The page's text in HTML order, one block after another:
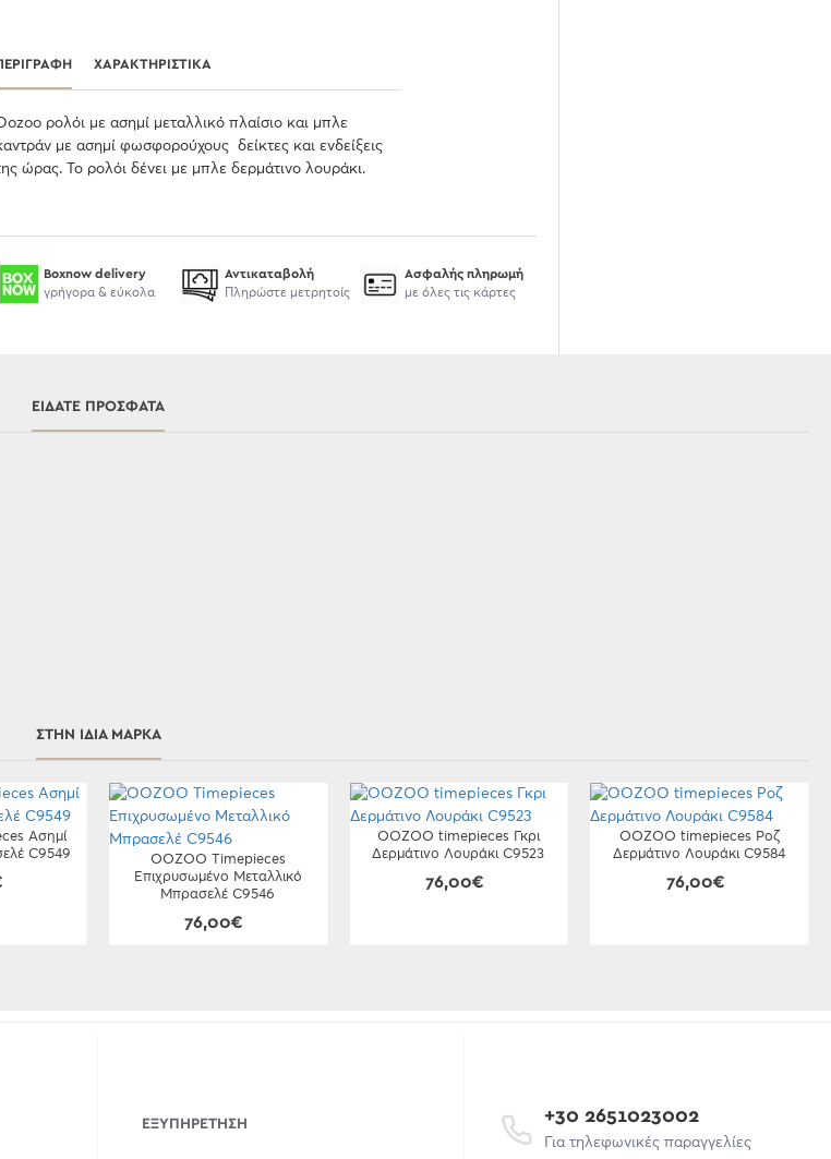
ΧΑΡΑΚΤΗΡΙΣΤΙΚΆ
ρολόι με ασημί μεταλλικό πλαίσιο και μπλε
με ασημί φωσφορούχους δείκτες και ενδείξεις
ώρας. Το ρολόι δένει με μπλε δερμάτινο λουράκι.
Boxnow delivery
γρήγορα & εύκολα
Αντικαταβολή
Πληρώστε μετρητοίς
Ασφαλής πληρωμή
με όλες τις κάρτες
ΕΊΔΑΤΕ ΠΡΌΣΦΑΤΑ
ΣΤΗΝ ΊΔΙΑ ΜΆΡΚΑ
Ασημί
C9549
OOZOO Timepieces
Επιχρυσωμένο Μεταλλικό
Μπρασελέ C9546
76,00€
OOZOO timepieces Γκρι
Δερμάτινο Λουράκι C9523
76,00€
OOZOO timepieces Ροζ
Δερμάτινο Λουράκι C9584
76,00€
ΕΞΥΠΗΡΈΤΗΣΗ +30 2651023002
Για τηλεφωνικές παραγγελίες